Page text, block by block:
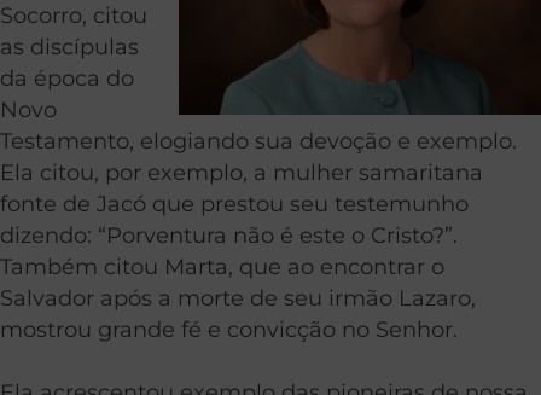
Socorro, citou
as discípulas
da época do
Novo
Testamento, elogiando sua devoção e exemplo.
Ela citou, por exemplo, a mulher samaritana
fonte de Jacó que prestou seu testemunho
dizendo: “Porventura não é este o Cristo?”.
Também citou Marta, que ao encontrar o
Salvador após a morte de seu irmão Lazaro,
mostrou grande fé e convicção no Senhor.